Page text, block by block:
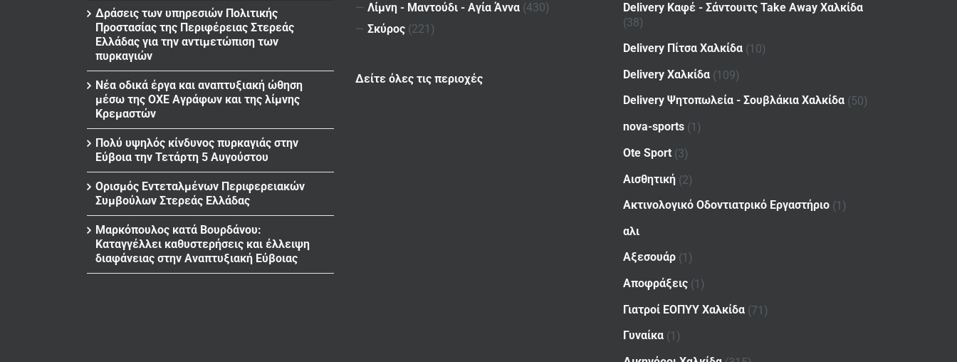
Δράσεις των υπηρεσιών Πολιτικής
Προστασίας της Περιφέρειας Στερεάς
Ελλάδας για την αντιμετώπιση των
πυρκαγιών
Νέα οδικά έργα και αναπτυξιακή ώθηση
μέσω της ΟΧΕ Αγράφων και της λίμνης
Κρεμαστών
Πολύ υψηλός κίνδυνος πυρκαγιάς στην
Εύβοια την Τετάρτη 5 Αυγούστου
Ορισμός Εντεταλμένων Περιφερειακών
Συμβούλων Στερεάς Ελλάδας
Μαρκόπουλος κατά Βουρδάνου:
Καταγγέλλει καθυστερήσεις και έλλειψη
διαφάνειας στην Αναπτυξιακή Εύβοιας
— Λίμνη - Μαντούδι - Αγία Άννα (430)
— Σκύρος (221)
Δείτε όλες τις περιοχές
Delivery Καφέ - Σάντουιτς Take Away Χαλκίδα
(38)
Delivery Πίτσα Χαλκίδα (10)
Delivery Χαλκίδα (109)
Delivery Ψητοπωλεία - Σουβλάκια Χαλκίδα (50)
nova-sports (1)
Ote Sport (3)
Αισθητική (2)
Ακτινολογικό Οδοντιατρικό Εργαστήριο (1)
αλι
Αξεσουάρ (1)
Αποφράξεις (1)
Γιατροί ΕΟΠΥΥ Χαλκίδα (71)
Γυναίκα (1)